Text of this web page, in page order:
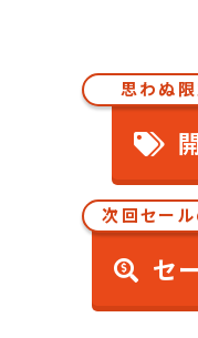
思わぬ限
次回セール
セ